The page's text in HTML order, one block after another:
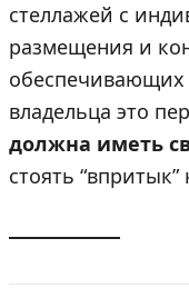
стеллажей с
размещения и
обеспечивающих
владельца это
должна иметь
стоять “впритык”